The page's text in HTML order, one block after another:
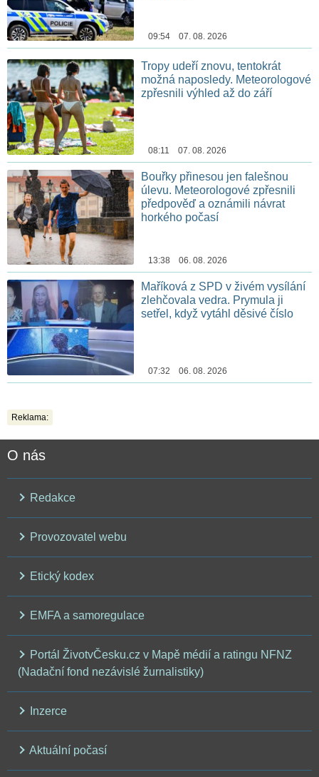
09:54 07. 08. 2026
Tropy udeří znovu, tentokrát
možná naposledy. Meteorologové
zpřesnili výhled až do září
08:11 07. 08. 2026
Bouřky přinesou jen falešnou
úlevu. Meteorologové zpřesnili
předpověď a oznámili návrat
horkého počasí
13:38 06. 08. 2026
Maříková z SPD v živém vysílání
zlehčovala vedra. Prymula ji
setřel, když vytáhl děsivé číslo
07:32 06. 08. 2026
Reklama:
O nás
Redakce
Provozovatel webu
Etický kodex
EMFA a samoregulace
Portál ŽivotvČesku.cz v Mapě médií a ratingu NFNZ
(Nadační fond nezávislé žurnalistiky)
Inzerce
Aktuální počasí